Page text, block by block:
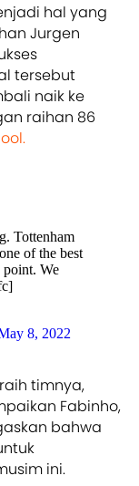
hal yang
Jurgen
tersebut
naik ke
raihan 86
Tottenham
of the best
point. We
8, 2022
timnya,
Fabinho,
bahwa
ini.